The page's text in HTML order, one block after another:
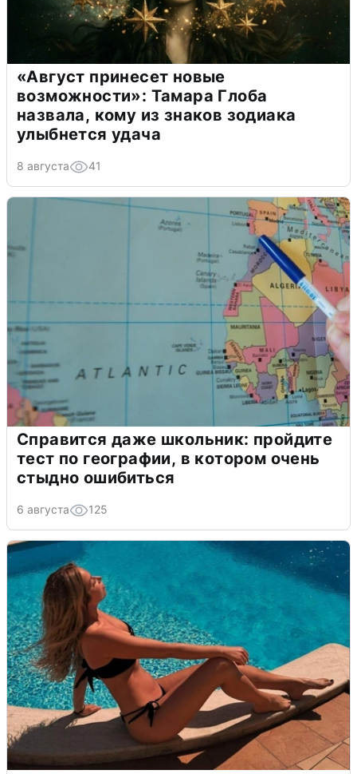
«Август принесет новые
возможности»: Тамара Глоба
назвала, кому из знаков зодиака
улыбнется удача
8 августа 41
Справится даже школьник: пройдите
тест по географии, в котором очень
стыдно ошибиться
6 августа 125